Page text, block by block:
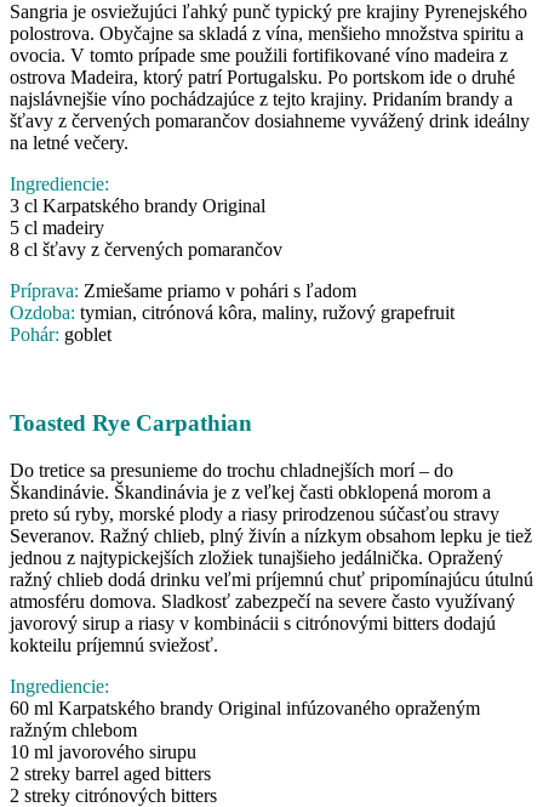
Sangria je osviežujúci ľahký punč typický pre krajiny Pyrenejského
polostrova. Obyčajne sa skladá z vína, menšieho množstva spiritu a
ovocia. V tomto prípade sme použili fortifikované víno madeira z
ostrova Madeira, ktorý patrí Portugalsku. Po portskom ide o druhé
najslávnejšie víno pochádzajúce z tejto krajiny. Pridaním brandy a
šťavy z červených pomarančov dosiahneme vyvážený drink ideálny
na letné večery.
Ingrediencie:
3 cl Karpatského brandy Original
5 cl madeiry
8 cl šťavy z červených pomarančov
Príprava: Zmiešame priamo v pohári s ľadom
Ozdoba: tymian, citrónová kôra, maliny, ružový grapefruit
Pohár: goblet
Toasted Rye Carpathian
Do tretice sa presunieme do trochu chladnejších morí – do
Škandinávie. Škandinávia je z veľkej časti obklopená morom a
preto sú ryby, morské plody a riasy prirodzenou súčasťou stravy
Severanov. Ražný chlieb, plný živín a nízkym obsahom lepku je tiež
jednou z najtypickejších zložiek tunajšieho jedálnička. Opražený
ražný chlieb dodá drinku veľmi príjemnú chuť pripomínajúcu útulnú
atmosféru domova. Sladkosť zabezpečí na severe často využívaný
javorový sirup a riasy v kombinácii s citrónovými bitters dodajú
kokteilu príjemnú sviežosť.
Ingrediencie:
60 ml Karpatského brandy Original infúzovaného opraženým
ražným chlebom
10 ml javorového sirupu
2 streky barrel aged bitters
2 streky citrónových bitters